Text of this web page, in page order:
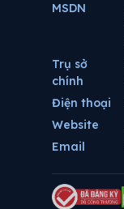
MSDN
Trụ sở
chính
Điện thoại
Website
Email